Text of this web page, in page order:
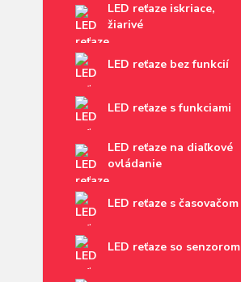
LED reťaze iskriace,
žiarivé
LED reťaze bez funkcií
LED reťaze s funkciami
LED reťaze na diaľkové
ovládanie
LED reťaze s časovačom
LED reťaze so senzorom